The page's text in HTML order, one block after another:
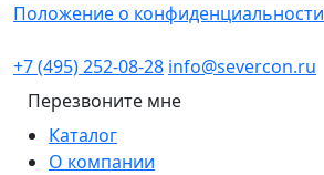
Положение о конфиденциальности
+7 (495) 252-08-28 info@severcon.ru
Перезвоните мне
Каталог
О компании